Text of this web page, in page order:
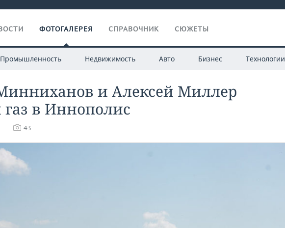
ФОТОГАЛЕРЕЯ СПРАВОЧНИК СЮЖЕТЫ
Промышленность Недвижимость Авто Бизнес Технологии
и Алексей Миллер
газ в Иннополис
43